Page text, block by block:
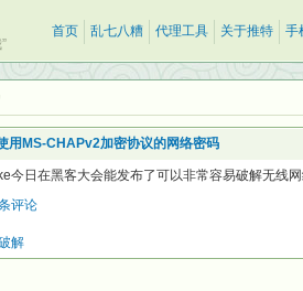
首页 乱七八糟 代理工具 关于推特 手
用MS-CHAPv2加密协议的网络密码
今日在黑客大会能发布了可以非常容易破解无线
评论
解